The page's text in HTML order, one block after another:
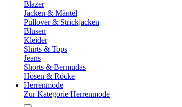
Blazer
Jacken & Mäntel
Pullover & Strickjacken
Blusen
Kleider
Shirts & Tops
Jeans
Shorts & Bermudas
Hosen & Röcke
Herrenmode
Zur Kategorie Herrenmode